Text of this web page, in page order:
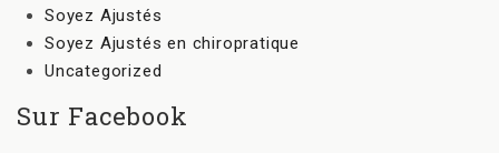
Soyez Ajustés
Soyez Ajustés en chiropratique
Uncategorized
Sur Facebook